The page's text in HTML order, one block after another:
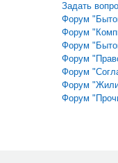
Задать
Форум
Форум
Форум
Форум
Форум
Форум
Форум